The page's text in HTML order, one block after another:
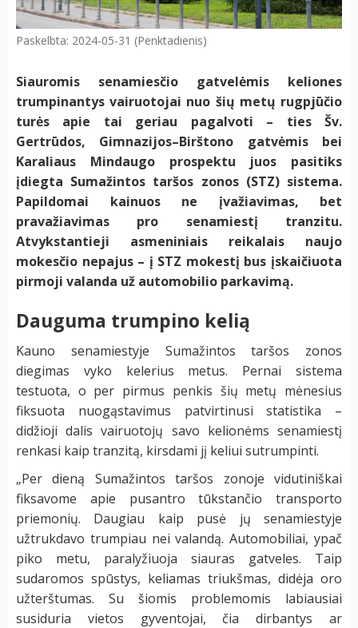
Paskelbta: 2024-05-31 (Penktadienis)
Siauromis senamiesčio gatvelėmis keliones
trumpinantys vairuotojai nuo šių metų rugpjūčio
turės apie tai geriau pagalvoti – ties Šv.
Gertrūdos, Gimnazijos–Birštono gatvėmis bei
Karaliaus Mindaugo prospektu juos pasitiks
įdiegta Sumažintos taršos zonos (STZ) sistema.
Papildomai kainuos ne įvažiavimas, bet
pravažiavimas pro senamiestį tranzitu.
Atvykstantieji asmeniniais reikalais naujo
mokesčio nepajus – į STZ mokestį bus įskaičiuota
pirmoji valanda už automobilio parkavimą.
Dauguma trumpino kelią
Kauno senamiestyje Sumažintos taršos zonos
diegimas vyko kelerius metus. Pernai sistema
testuota, o per pirmus penkis šių metų mėnesius
fiksuota nuogąstavimus patvirtinusi statistika –
didžioji dalis vairuotojų savo kelionėms senamiestį
renkasi kaip tranzitą, kirsdami jį keliui sutrumpinti.
„Per dieną Sumažintos taršos zonoje vidutiniškai
fiksavome apie pusantro tūkstančio transporto
priemonių. Daugiau kaip pusė jų senamiestyje
užtrukdavo trumpiau nei valandą. Automobiliai, ypač
piko metu, paralyžiuoja siauras gatveles. Taip
sudaromos spūstys, keliamas triukšmas, didėja oro
užterštumas. Su šiomis problemomis labiausiai
susiduria vietos gyventojai, čia dirbantys ar